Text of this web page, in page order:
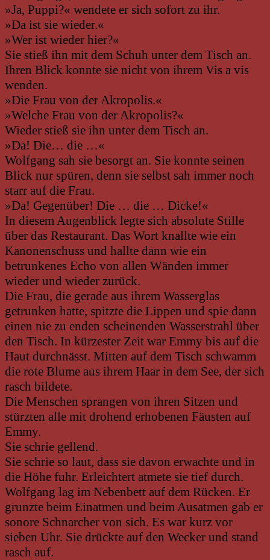
»Ja, Puppi?« wendete er sich sofort zu ihr.
»Da ist sie wieder.«
»Wer ist wieder hier?«
Sie stieß ihn mit dem Schuh unter dem Tisch an.
Ihren Blick konnte sie nicht von ihrem Vis a vis
wenden.
»Die Frau von der Akropolis.«
»Welche Frau von der Akropolis?«
Wieder stieß sie ihn unter dem Tisch an.
»Da! Die… die …«
Wolfgang sah sie besorgt an. Sie konnte seinen
Blick nur spüren, denn sie selbst sah immer noch
starr auf die Frau.
»Da! Gegenüber! Die … die … Dicke!«
In diesem Augenblick legte sich absolute Stille
über das Restaurant. Das Wort knallte wie ein
Kanonenschuss und hallte dann wie ein
betrunkenes Echo von allen Wänden immer
wieder und wieder zurück.
Die Frau, die gerade aus ihrem Wasserglas
getrunken hatte, spitzte die Lippen und spie dann
einen nie zu enden scheinenden Wasserstrahl über
den Tisch. In kürzester Zeit war Emmy bis auf die
Haut durchnässt. Mitten auf dem Tisch schwamm
die rote Blume aus ihrem Haar in dem See, der sich
rasch bildete.
Die Menschen sprangen von ihren Sitzen und
stürzten alle mit drohend erhobenen Fäusten auf
Emmy.
Sie schrie gellend.
Sie schrie so laut, dass sie davon erwachte und in
die Höhe fuhr. Erleichtert atmete sie tief durch.
Wolfgang lag im Nebenbett auf dem Rücken. Er
grunzte beim Einatmen und beim Ausatmen gab er
sonore Schnarcher von sich. Es war kurz vor
sieben Uhr. Sie drückte auf den Wecker und stand
rasch auf.